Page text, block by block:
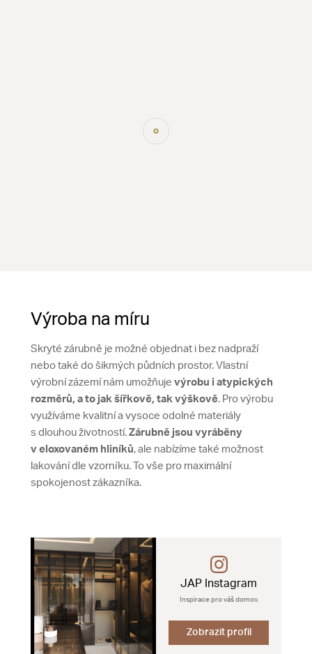
Výroba na míru
Skryté zárubně je možné objednat i bez nadpraží
nebo také do šikmých půdních prostor. Vlastní
výrobní zázemí nám umožňuje výrobu i atypických
rozměrů, a to jak šířkově, tak výškově. Pro výrobu
využíváme kvalitní a vysoce odolné materiály
s dlouhou životností. Zárubně jsou vyráběny
v eloxovaném hliníků, ale nabízíme také možnost
lakování dle vzorníku. To vše pro maximální
spokojenost zákazníka.
JAP Instagram
Inspirace pro váš domov.
Zobrazit profil